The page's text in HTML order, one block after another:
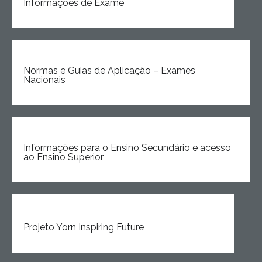
Informações de Exame
Normas e Guias de Aplicação – Exames
Nacionais
Informações para o Ensino Secundário e acesso
ao Ensino Superior
Projeto Yorn Inspiring Future